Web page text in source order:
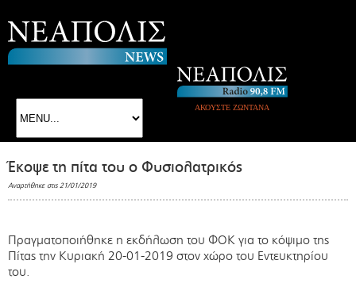
ΑΚΟΥΣΤΕ ΖΩΝΤΑΝΑ
Έκοψε τη πίτα του ο Φυσιολατρικός
Αναρτήθηκε στις 21/01/2019
Πραγματοποιήθηκε η εκδήλωση του ΦΟΚ για το κόψιμο της
Πίτας την Κυριακή 20-01-2019 στον χώρο του Εντευκτηρίου
του.